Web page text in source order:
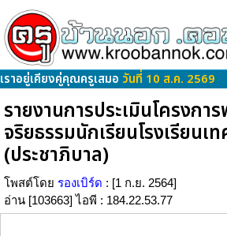
เราอยู่เคียงคู่คุณครูเสมอ วันที่ 10 ส.ค. 2569
รายงานการประเมินโครงก
จริยธรรมนักเรียนโรงเรียนเ
(ประชาภิบาล)
โพสต์โดย รองเบิร์ด : [1 ก.ย. 2564]
อ่าน [103663] ไอพี : 184.22.53.77